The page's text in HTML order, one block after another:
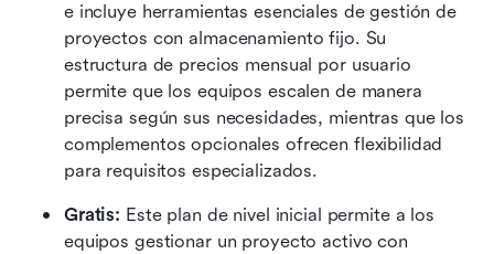
e incluye herramientas esenciales de gestión de
proyectos con almacenamiento fijo. Su
estructura de precios mensual por usuario
permite que los equipos escalen de manera
precisa según sus necesidades, mientras que los
complementos opcionales ofrecen flexibilidad
para requisitos especializados.
Gratis: Este plan de nivel inicial permite a los
equipos gestionar un proyecto activo con